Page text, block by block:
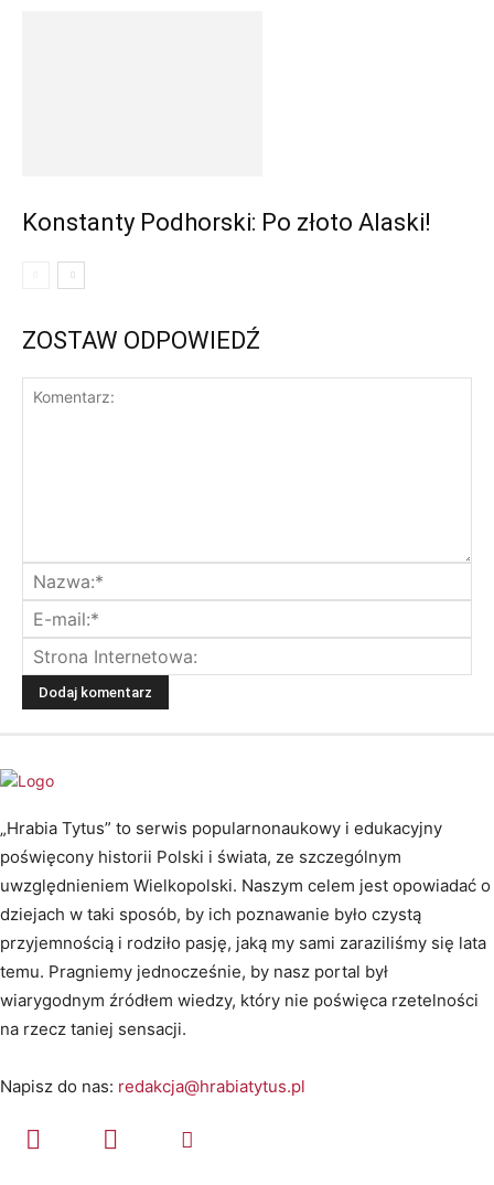
Konstanty Podhorski: Po złoto Alaski!
ZOSTAW ODPOWIEDŹ
„Hrabia Tytus” to serwis popularnonaukowy i edukacyjny
poświęcony historii Polski i świata, ze szczególnym
uwzględnieniem Wielkopolski. Naszym celem jest opowiadać o
dziejach w taki sposób, by ich poznawanie było czystą
przyjemnością i rodziło pasję, jaką my sami zaraziliśmy się lata
temu. Pragniemy jednocześnie, by nasz portal był
wiarygodnym źródłem wiedzy, który nie poświęca rzetelności
na rzecz taniej sensacji.
Napisz do nas: redakcja@hrabiatytus.pl